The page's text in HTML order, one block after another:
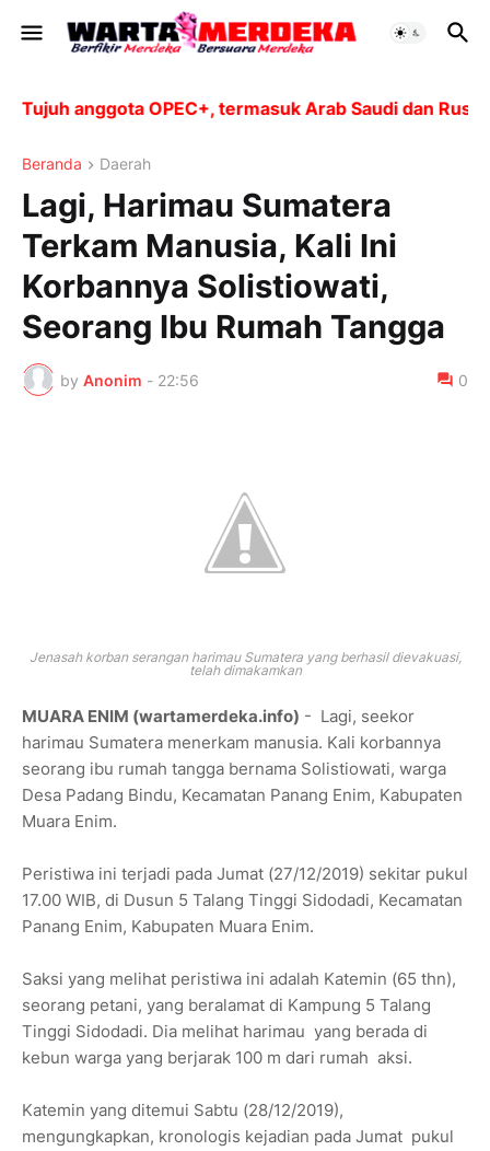
anggota OPEC+, termasuk Arab Saudi dan Rusia,
Beranda Daerah
Lagi, Harimau Sumatera
Terkam Manusia, Kali Ini
Korbannya Solistiowati,
Seorang Ibu Rumah Tangga
by Anonim - 22:56 0
Jenasah korban serangan harimau Sumatera yang berhasil dievakuasi,
telah dimakamkan
MUARA ENIM (wartamerdeka.info) - Lagi, seekor
harimau Sumatera menerkam manusia. Kali korbannya
seorang ibu rumah tangga bernama Solistiowati, warga
Desa Padang Bindu, Kecamatan Panang Enim, Kabupaten
Muara Enim.
Peristiwa ini terjadi pada Jumat (27/12/2019) sekitar pukul
17.00 WIB, di Dusun 5 Talang Tinggi Sidodadi, Kecamatan
Panang Enim, Kabupaten Muara Enim.
Saksi yang melihat peristiwa ini adalah Katemin (65 thn),
seorang petani, yang beralamat di Kampung 5 Talang
Tinggi Sidodadi. Dia melihat harimau yang berada di
kebun warga yang berjarak 100 m dari rumah aksi.
Katemin yang ditemui Sabtu (28/12/2019),
mengungkapkan, kronologis kejadian pada Jumat pukul